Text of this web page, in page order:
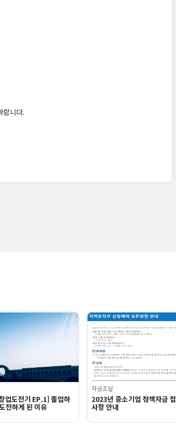
랍니다.
업도전기 EP.1] 졸업하
전하게 된 이유
자금조달
2023년 중소기업 정책자금
사항 안내